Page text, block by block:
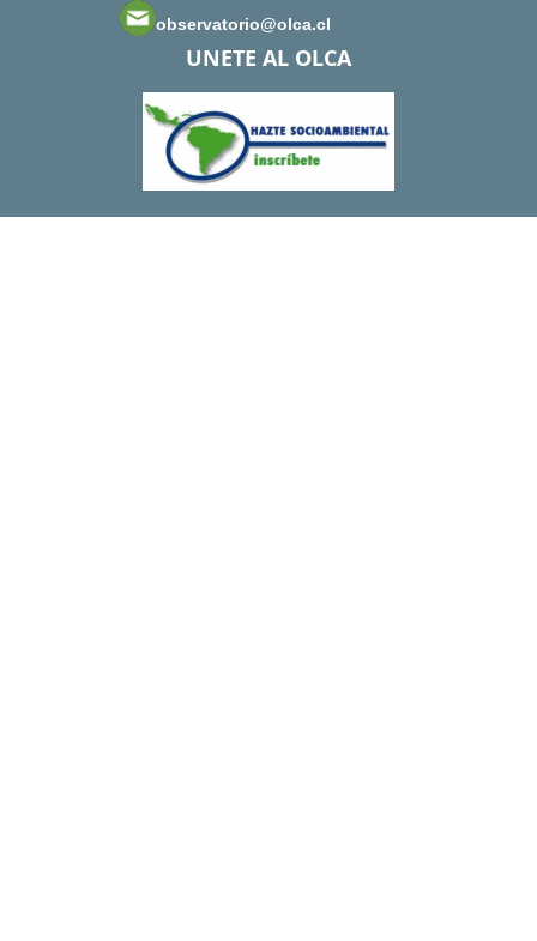
observatorio@olca.cl
UNETE AL OLCA